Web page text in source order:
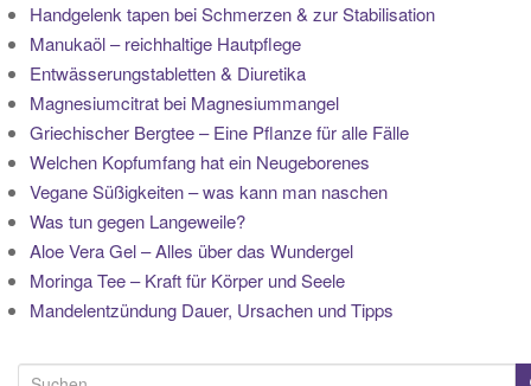
Handgelenk tapen bei Schmerzen & zur Stabilisation
Manukaöl – reichhaltige Hautpflege
Entwässerungstabletten & Diuretika
Magnesiumcitrat bei Magnesiummangel
Griechischer Bergtee – Eine Pflanze für alle Fälle
Welchen Kopfumfang hat ein Neugeborenes
Vegane Süßigkeiten – was kann man naschen
Was tun gegen Langeweile?
Aloe Vera Gel – Alles über das Wundergel
Moringa Tee – Kraft für Körper und Seele
Mandelentzündung Dauer, Ursachen und Tipps